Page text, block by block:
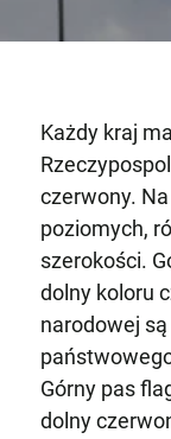
Każdy kraj
czerwony.
poziomych,
szerokości.
dolny koloru
narodowej
Górny pas
dolny